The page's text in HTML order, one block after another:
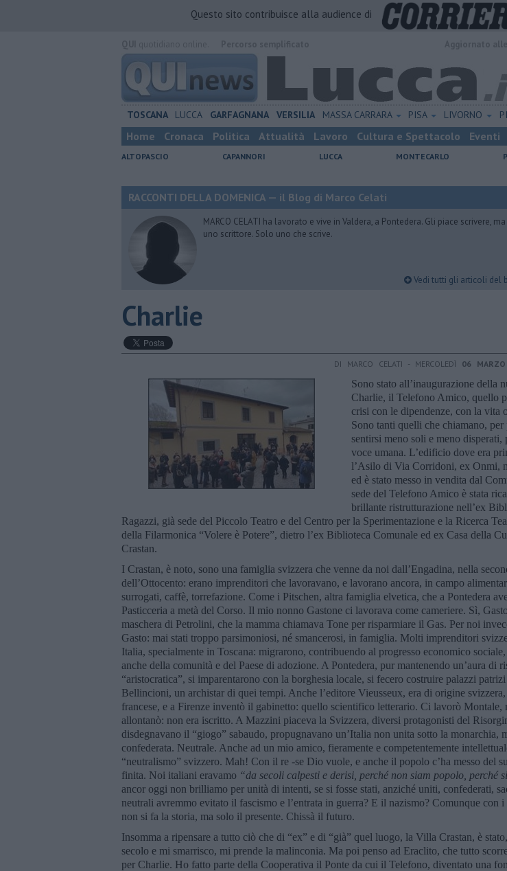
Questo sito contribuisce alla audience di
TOSCANA LUCCA GARFAGNANA VERSILIA MASSA CARRARA PISA LIVORNO
Home Cronaca Politica Attualità Lavoro Cultura e Spettacolo Eventi
ALTOPASCIO CAPANNORI LUCCA MONTECARLO
RACCONTI DELLA DOMENICA — il Blog di Marco Celati
MARCO CELATI ha lavorato e vive in Valdera, a Pontedera. Gli piace scrivere,
uno scrittore. Solo uno che scrive.
Vedi tutti gli articoli del
Charlie
DI MARCO CELATI - MERCOLEDÌ 06
Sono stato all’inaugurazione della
Charlie, il Telefono Amico, quello
crisi con le dipendenze, con la vita
Sono tanti quelli che chiamano, per
sentirsi meno soli e meno disperati,
voce umana. L’edificio dove era
l’Asilo di Via Corridoni, ex Onmi,
ed è stato messo in vendita dal
sede del Telefono Amico è stata
brillante ristrutturazione nell’ex
Ragazzi, già sede del Piccolo Teatro e del Centro per la Sperimentazione e la Ricerca
della Filarmonica “Volere è Potere”, dietro l’ex Biblioteca Comunale ed ex Casa della
Crastan.
I Crastan, è noto, sono una famiglia svizzera che venne da noi dall’Engadina, nella
dell’Ottocento: erano imprenditori che lavoravano, e lavorano ancora, in campo
surrogati, caffè, torrefazione. Come i Pitschen, altra famiglia elvetica, che a Pontedera
Pasticceria a metà del Corso. Il mio nonno Gastone ci lavorava come cameriere. Sì,
maschera di Petrolini, che la mamma chiamava Tone per risparmiare il Gas. Per noi
Gasto: mai stati troppo parsimoniosi, né smancerosi, in famiglia. Molti imprenditori
Italia, specialmente in Toscana: migrarono, contribuendo al progresso economico
anche della comunità e del Paese di adozione. A Pontedera, pur mantenendo un’aura di
“aristocratica”, si imparentarono con la borghesia locale, si fecero costruire palazzi
Bellincioni, un archistar di quei tempi. Anche l’editore Vieusseux, era di origine svizzera,
francese, e a Firenze inventò il gabinetto: quello scientifico letterario. Ci lavorò Montale,
allontanò: non era iscritto. A Mazzini piaceva la Svizzera, diversi protagonisti del
disdegnavano il “giogo” sabaudo, propugnavano un’Italia non unita sotto la monarchia,
confederata. Neutrale. Anche ad un mio amico, fieramente e competentemente
“neutralismo” svizzero. Mah! Con il re -se Dio vuole, e anche il popolo c’ha messo del
finita. Noi italiani eravamo “da secoli calpesti e derisi, perché non siam popolo, perché
ancor oggi non brilliamo per unità di intenti, se si fosse stati, anziché uniti, confederati,
neutrali avremmo evitato il fascismo e l’entrata in guerra? E il nazismo? Comunque con i
non si fa la storia, ma solo il presente. Chissà il futuro.
Insomma a ripensare a tutto ciò che di “ex” e di “già” quel luogo, la Villa Crastan, è
secolo e mi smarrisco, mi prende la malinconia. Ma poi penso ad Eraclito, che tutto
per Charlie. Ho fatto parte della Cooperativa il Ponte da cui il Telefono, diventato una